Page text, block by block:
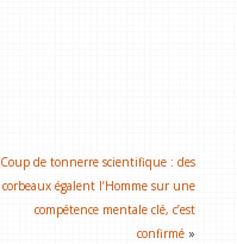
Coup de tonnerre scientifique : des
corbeaux égalent l’Homme sur une
compétence mentale clé, c’est
confirmé »